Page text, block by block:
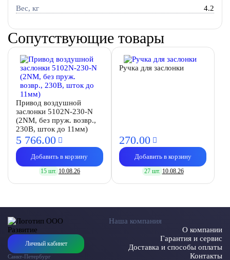
Вес, кг 4.2
Сопутствующие товары
Привод воздушной
заслонки 5102N-230-N
(2NM, без пруж. возвр.,
230В, шток до 11мм)
5 766.00
Добавить в корзину
15 шт. 10.08.26
Ручка для заслонки
270.00
Добавить в корзину
27 шт. 10.08.26
Личный кабинет
Санкт-Петербург
Наша компания
О компании
Гарантия и сервис
Доставка и способы оплаты
Контакты